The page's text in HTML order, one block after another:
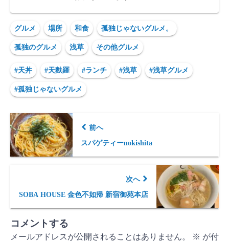
グルメ 場所 和食 孤独じゃないグルメ。
孤独のグルメ 浅草 その他グルメ
#天丼 #天麩羅 #ランチ #浅草 #浅草グルメ
#孤独じゃないグルメ
前へ
スパゲティーnokishita
次へ
SOBA HOUSE 金色不如帰 新宿御苑本店
コメントする
メールアドレスが公開されることはありません。 ※ が付